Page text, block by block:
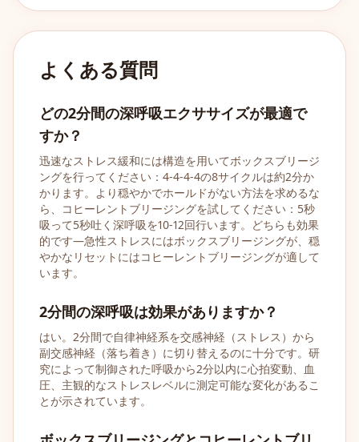
よくある質問
どの2分間の深呼吸エクササイズが最適で
すか？
迅速なストレス緩和には構造を用いてボックスブリージ
ングを行ってください：4-4-4-4の8サイクルは約2分か
かります。より穏やかでホールドがない方法を求めるな
ら、コヒーレントブリージングを試してください：5秒
吸って5秒吐く深呼吸を10-12回行います。どちらも効果
的です—急性ストレスにはボックスブリージングが、穏
やかなリセットにはコヒーレントブリージングが適して
います。
2分間の深呼吸は効果がありますか？
はい。2分間で自律神経系を交感神経（ストレス）から
副交感神経（落ち着き）に切り替えるのに十分です。研
究によって制御された呼吸から2分以内に心拍変動、血
圧、主観的なストレスレベルに測定可能な変化があるこ
とが示されています。